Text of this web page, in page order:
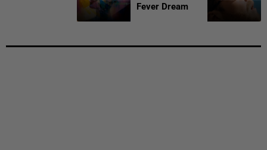
Fever Dream